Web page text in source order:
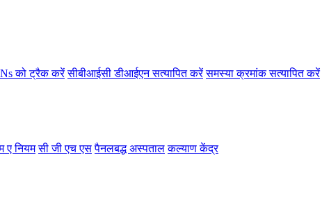
को ट्रैक करें सीबीआईसी डीआईएन सत्यापित करें समस्या क्रमांक सत्यापित करें
ए नियम सी जी एच एस पैनलबद्ध अस्पताल कल्याण केंद्र